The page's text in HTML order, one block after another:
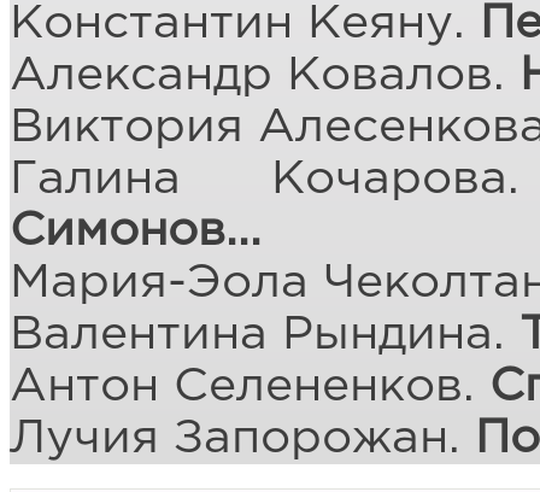
Константин Кеяну.
Александр Ковалов.
Виктория
Галина
Симонов...
Мария-Эола
Валентина Рындина.
Антон Селененков.
Лучия Запорожан.